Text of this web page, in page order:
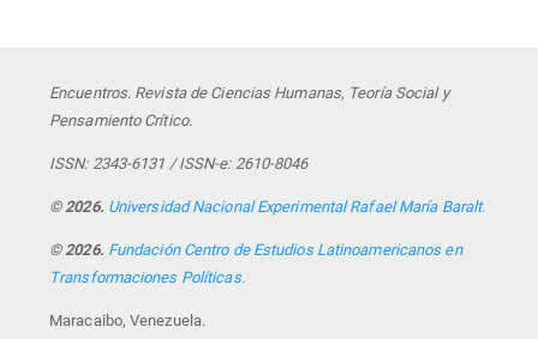
Encuentros. Revista de Ciencias Humanas, Teoría Social y
Pensamiento Crítico.
ISSN: 2343-6131 / ISSN-e: 2610-8046
© 2026. Universidad Nacional Experimental Rafael María Baralt.
© 2026. Fundación Centro de Estudios Latinoamericanos en
Transformaciones Políticas.
Maracaibo, Venezuela.